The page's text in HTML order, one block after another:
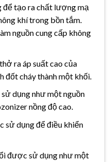
tạo ra chất lượng mạ
khí trong bồn tắm.
nguồn cung cấp không
ra áp suất cao của
đốt cháy thành một khối.
dụng như một nguồn
nồng độ cao.
sử dụng để điều khiển
được sử dụng như một